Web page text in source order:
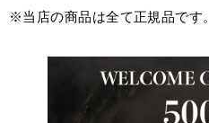
※当店の商品は全て正規品です。